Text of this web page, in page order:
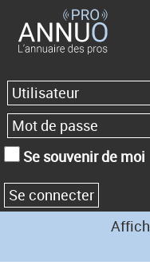
Se souvenir de moi